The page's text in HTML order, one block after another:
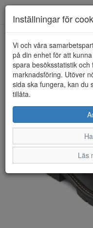
HEM SOFT LINE BY
Inställningar för
Vi och våra
på din enhet för att
spara besöksstatistik
marknadsföring. Utöver
sida ska fungera, kan du
tillåta.
Läs